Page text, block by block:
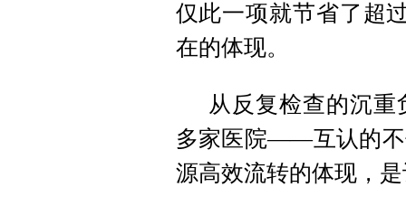
仅此一项就节省了超
在的体现。
从反复检查的沉
多家医院——互认的不
源高效流转的体现，